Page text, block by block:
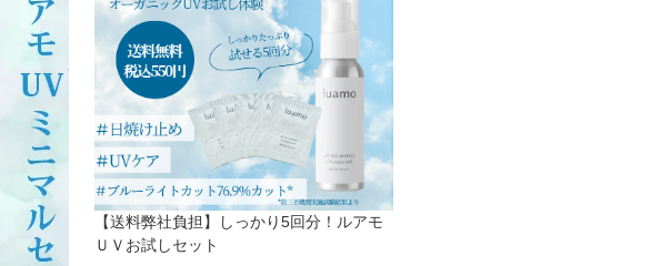
【送料弊社負担】しっかり5回分！ルアモ
ＵＶお試しセット